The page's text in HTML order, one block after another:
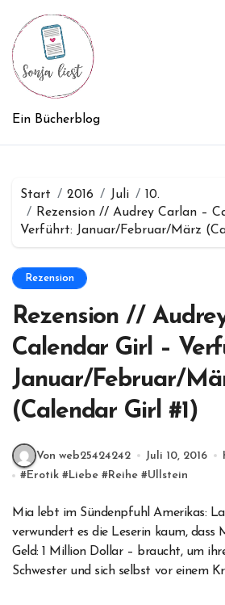
Inhalt
springen
Ein Bücherblog
Start 2016 Juli
10.
Rezension // Audrey Carlan –
Verführt: Januar/Februar/März
Rezension
Rezension //
Calendar Girl –
Januar/Februar/
(Calendar Girl #1)
Von web25424242 Juli 10, 2016
#Erotik #Liebe #Reihe #Ullstein
Mia lebt im Sündenpfuhl Amerikas: Las Vegas. Da
verwundert es die Leserin kaum, dass
Geld: 1 Million Dollar – braucht, um
Schwester und sich selbst vor einem